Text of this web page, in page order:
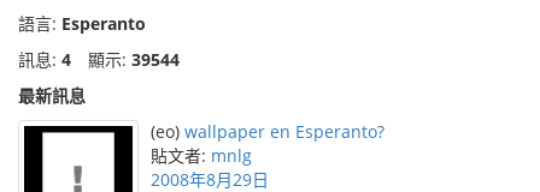
語言: Esperanto
訊息: 4 顯示: 39544
最新訊息
(eo) wallpaper en Esperanto?
貼文者: mnlg
2008年8月29日